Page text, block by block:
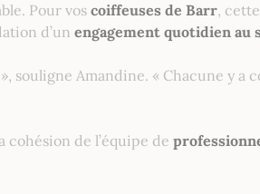
Pour voscoiffeuses de Barr,
d’un engagement quotidien au
souligne Amandine. « Chacune y
de l’équipe de